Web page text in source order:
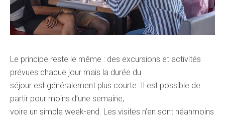
Le principe reste le même : des excursions et activités
prévues chaque jour mais la durée du
séjour est généralement plus courte. Il est possible de
partir pour moins d’une semaine,
voire un simple week-end. Les visites n’en sont néanmoins